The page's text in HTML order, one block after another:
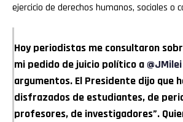
ejercicio de derechos humanos, sociales o
Hoy periodistas me consultaron
mi pedido de juicio político a@JMilei
argumentos. El Presidente dijo que
disfrazados de estudiantes, de
profesores, de investigadores”.